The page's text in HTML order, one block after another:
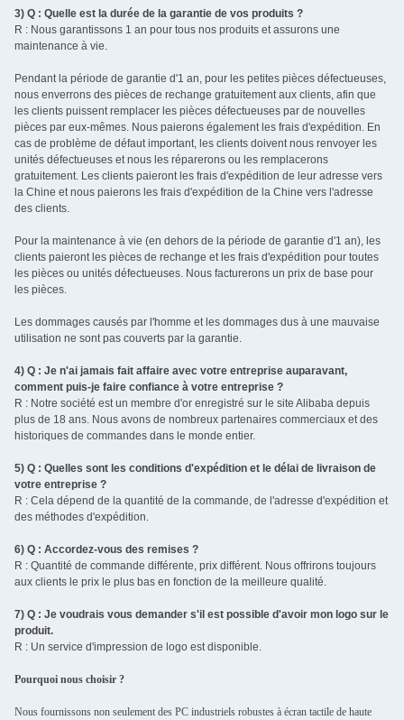
3) Q : Quelle est la durée de la garantie de vos produits ?
R : Nous garantissons 1 an pour tous nos produits et assurons une
maintenance à vie.
Pendant la période de garantie d'1 an, pour les petites pièces défectueuses,
nous enverrons des pièces de rechange gratuitement aux clients, afin que
les clients puissent remplacer les pièces défectueuses par de nouvelles
pièces par eux-mêmes. Nous paierons également les frais d'expédition. En
cas de problème de défaut important, les clients doivent nous renvoyer les
unités défectueuses et nous les réparerons ou les remplacerons
gratuitement. Les clients paieront les frais d'expédition de leur adresse vers
la Chine et nous paierons les frais d'expédition de la Chine vers l'adresse
des clients.
Pour la maintenance à vie (en dehors de la période de garantie d'1 an), les
clients paieront les pièces de rechange et les frais d'expédition pour toutes
les pièces ou unités défectueuses. Nous facturerons un prix de base pour
les pièces.
Les dommages causés par l'homme et les dommages dus à une mauvaise
utilisation ne sont pas couverts par la garantie.
4) Q : Je n'ai jamais fait affaire avec votre entreprise auparavant,
comment puis-je faire confiance à votre entreprise ?
R : Notre société est un membre d'or enregistré sur le site Alibaba depuis
plus de 18 ans. Nous avons de nombreux partenaires commerciaux et des
historiques de commandes dans le monde entier.
5) Q : Quelles sont les conditions d'expédition et le délai de livraison de
votre entreprise ?
R : Cela dépend de la quantité de la commande, de l'adresse d'expédition et
des méthodes d'expédition.
6) Q : Accordez-vous des remises ?
R : Quantité de commande différente, prix différent. Nous offrirons toujours
aux clients le prix le plus bas en fonction de la meilleure qualité.
7) Q : Je voudrais vous demander s'il est possible d'avoir mon logo sur le
produit.
R : Un service d'impression de logo est disponible.
Pourquoi nous choisir ?
Nous fournissons non seulement des PC industriels robustes à écran tactile de haute